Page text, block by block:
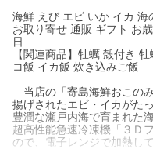
海鮮 えび エビ いか イカ 海
お取り寄せ 通販 ギフト お
日
【関連商品】牡蠣 殻付き
コ飯 イカ飯 炊き込みご飯
当店の「寄島海鮮おこの
揚げされたエビ・イカがた
豊潤な瀬戸内海で育まれた
超高性能急速冷凍機「３Ｄ
ので、電子レンジで加熱し